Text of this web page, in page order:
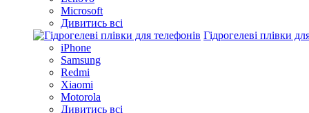
Microsoft
Дивитись всі
Гідрогелеві плівки
iPhone
Samsung
Redmi
Xiaomi
Motorola
Дивитись всі